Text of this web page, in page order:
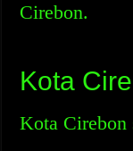
Cirebon.
Kota
Kota Cirebon